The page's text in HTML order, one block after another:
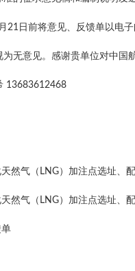
21日前将意见、反馈单以电
为无意见。感谢贵单位对中国
13683612468
然气（LNG）加注点选址、
然气（LNG）加注点选址、